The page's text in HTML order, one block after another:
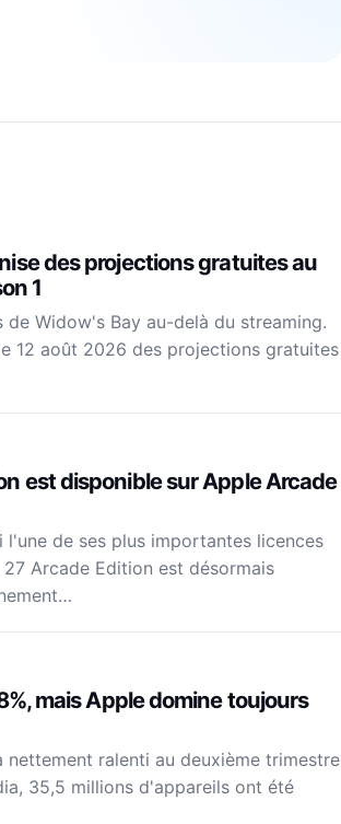
des projections gratuites au
1
Widow's Bay au-delà du streaming.
12 août 2026 des projections gratuites
est disponible sur Apple Arcade
de ses plus importantes licences
Arcade Edition est désormais
mais Apple domine toujours
ralenti au deuxième trimestre
35,5 millions d'appareils ont été